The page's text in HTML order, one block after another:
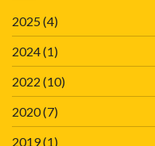
2025(4)
2024(1)
2022 (10)
2020(7)
2019(1)